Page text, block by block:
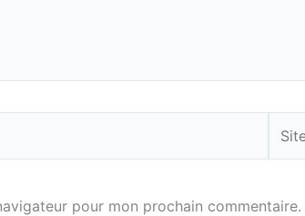
pour mon prochain commentaire.